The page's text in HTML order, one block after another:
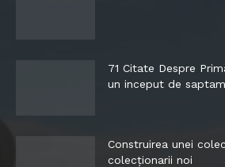
71 Citate Despre
un inceput de
Construirea unei
colecționarii noi